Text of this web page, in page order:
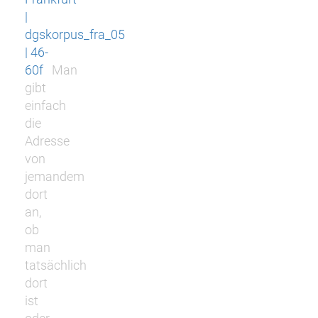
|
dgskorpus_fra_05
| 46-
60f
Man
gibt
einfach
die
Adresse
von
jemandem
dort
an,
ob
man
tatsächlich
dort
ist